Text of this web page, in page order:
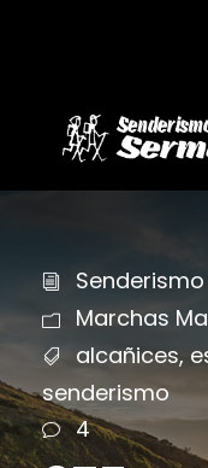
Marchas
alcañices,
senderismo
4